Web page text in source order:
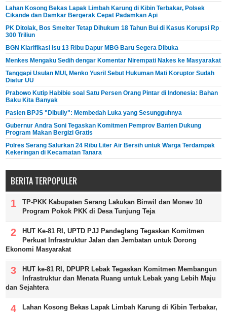
Lahan Kosong Bekas Lapak Limbah Karung di Kibin Terbakar, Polsek
Cikande dan Damkar Bergerak Cepat Padamkan Api
PK Ditolak, Bos Smelter Tetap Dihukum 18 Tahun Bui di Kasus Korupsi Rp
300 Triliun
BGN Klarifikasi Isu 13 Ribu Dapur MBG Baru Segera Dibuka
Menkes Mengaku Sedih dengar Komentar Nirempati Nakes ke Masyarakat
Tanggapi Usulan MUI, Menko Yusril Sebut Hukuman Mati Koruptor Sudah
Diatur UU
Prabowo Kutip Habibie soal Satu Persen Orang Pintar di Indonesia: Bahan
Baku Kita Banyak
Pasien BPJS "Dibully": Membedah Luka yang Sesungguhnya
Gubernur Andra Soni Tegaskan Komitmen Pemprov Banten Dukung
Program Makan Bergizi Gratis
Polres Serang Salurkan 24 Ribu Liter Air Bersih untuk Warga Terdampak
Kekeringan di Kecamatan Tanara
BERITA TERPOPULER
TP-PKK Kabupaten Serang Lakukan Binwil dan Monev 10
Program Pokok PKK di Desa Tunjung Teja
HUT Ke-81 RI, UPTD PJJ Pandeglang Tegaskan Komitmen
Perkuat Infrastruktur Jalan dan Jembatan untuk Dorong
Ekonomi Masyarakat
HUT ke-81 RI, DPUPR Lebak Tegaskan Komitmen Membangun
Infrastruktur dan Menata Ruang untuk Lebak yang Lebih Maju
dan Sejahtera
Lahan Kosong Bekas Lapak Limbah Karung di Kibin Terbakar,